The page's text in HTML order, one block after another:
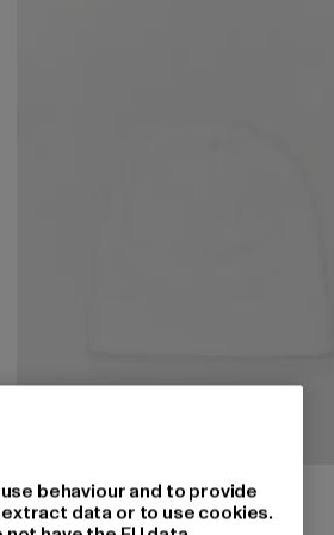
MSTRDS
Short Cuff
behaviour and to provide
data or to use cookies.